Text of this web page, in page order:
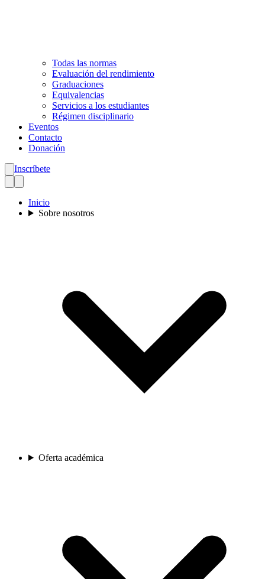
Todas las normas
Evaluación del rendimiento
Graduaciones
Equivalencias
Servicios a los estudiantes
Régimen disciplinario
Eventos
Contacto
Donación
Inscríbete
Inicio
Sobre nosotros
Oferta académica